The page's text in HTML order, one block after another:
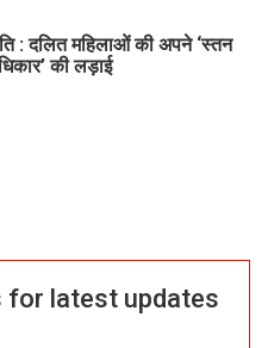
: दलित महिलाओं की अपने ‘स्तन
की लड़ाई
for latest updates